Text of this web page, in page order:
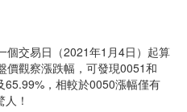
個交易日（2021年1月4日）起算
價觀察漲跌幅，可發現0051和
，相較於0050漲幅僅有
！